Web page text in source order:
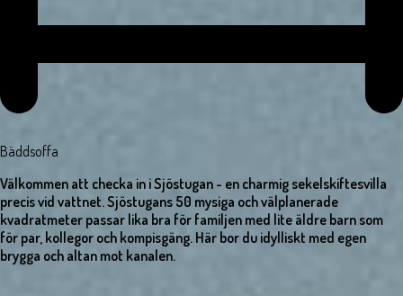
Bäddsoffa
Välkommen att checka in i Sjöstugan - en charmig sekelskiftesvilla
precis vid vattnet. Sjöstugans 50 mysiga och välplanerade
kvadratmeter passar lika bra för familjen med lite äldre barn som
för par, kollegor och kompisgäng. Här bor du idylliskt med egen
brygga och altan mot kanalen.